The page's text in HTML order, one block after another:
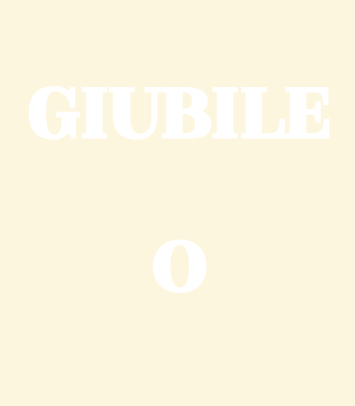
GIUBILE
O